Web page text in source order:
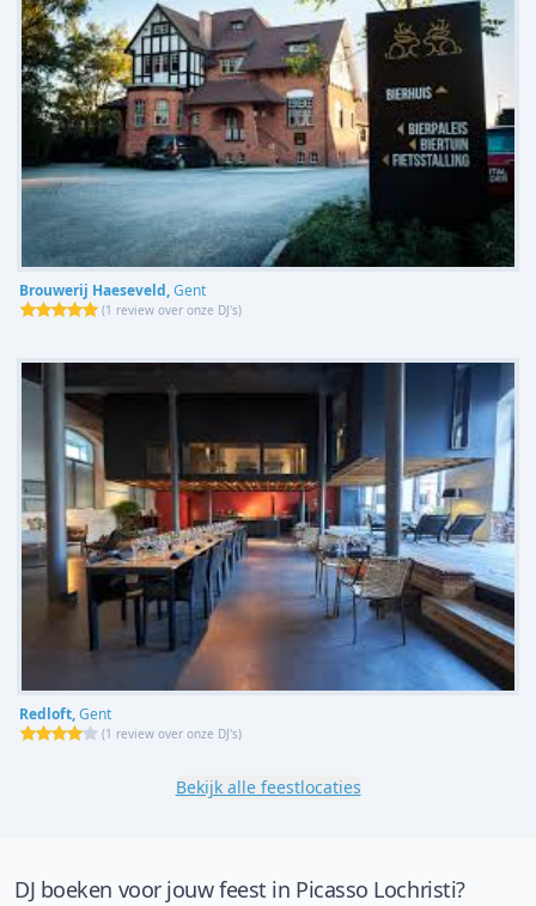
Brouwerij Haeseveld,Gent
(1 review over onze DJ's)
Redloft,Gent
(1 review over onze DJ's)
Bekijk alle feestlocaties
DJ boeken voor jouw feest in Picasso Lochristi?